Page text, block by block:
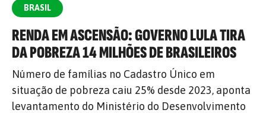
BRASIL
RENDA EM ASCENSÃO: GOVERNO LULA TIRA
DA POBREZA 14 MILHÕES DE BRASILEIROS
Número de famílias no Cadastro Único em
situação de pobreza caiu 25% desde 2023, aponta
levantamento do Ministério do Desenvolvimento